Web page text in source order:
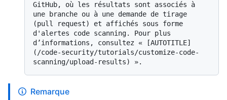
GitHub, où les résultats sont associés à
une branche ou à une demande de tirage
(pull request) et affichés sous forme
d'alertes code scanning. Pour plus
d’informations, consultez « [AUTOTITLE]
(/code-security/tutorials/customize-code-
Remarque